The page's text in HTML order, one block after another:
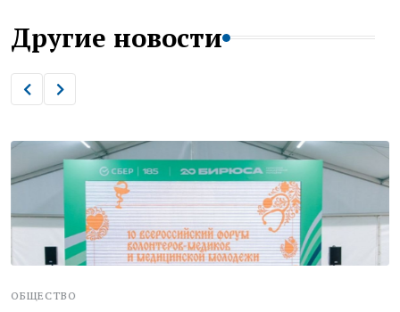
Другие новости
ОБЩЕСТВО